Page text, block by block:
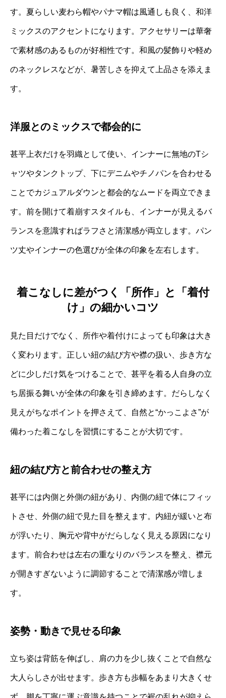
す。夏らしい麦わら帽やパナマ帽は風通しも良く、和洋
ミックスのアクセントになります。アクセサリーは華奢
で素材感のあるものが好相性です。和風の髪飾りや軽め
のネックレスなどが、暑苦しさを抑えて上品さを添えま
す。
洋服とのミックスで都会的に
甚平上衣だけを羽織として使い、インナーに無地のTシ
ャツやタンクトップ、下にデニムやチノパンを合わせる
ことでカジュアルダウンと都会的なムードを両立できま
す。前を開けて着崩すスタイルも、インナーが見えるバ
ランスを意識すればラフさと清潔感が両立します。パン
ツ丈やインナーの色選びが全体の印象を左右します。
着こなしに差がつく「所作」と「着付
け」の細かいコツ
見た目だけでなく、所作や着付けによっても印象は大き
く変わります。正しい紐の結び方や襟の扱い、歩き方な
どに少しだけ気をつけることで、甚平を着る人自身の立
ち居振る舞いが全体の印象を引き締めます。だらしなく
見えがちなポイントを押さえて、自然と“かっこよさ”が
備わった着こなしを習慣にすることが大切です。
紐の結び方と前合わせの整え方
甚平には内側と外側の紐があり、内側の紐で体にフィッ
トさせ、外側の紐で見た目を整えます。内紐が緩いと布
が浮いたり、胸元や背中がだらしなく見える原因になり
ます。前合わせは左右の重なりのバランスを整え、襟元
が開きすぎないように調節することで清潔感が増しま
す。
姿勢・動きで見せる印象
立ち姿は背筋を伸ばし、肩の力を少し抜くことで自然な
大人らしさが出せます。歩き方も歩幅をあまり大きくせ